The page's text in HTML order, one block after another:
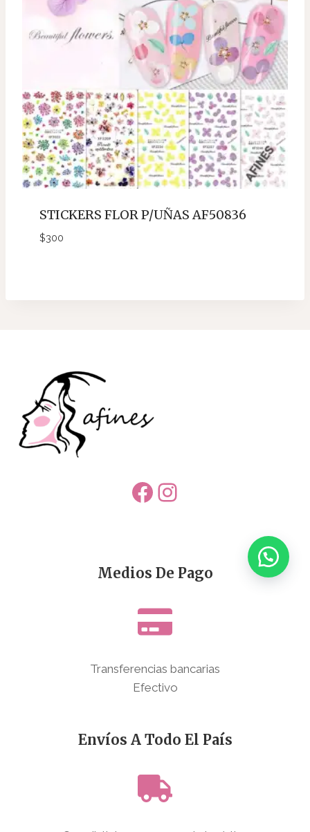
STICKERS FLOR P/UÑAS AF50836
$300
Facebook
Instagram
Medios De Pago
Transferencias bancarias
Efectivo
Envíos A Todo El País